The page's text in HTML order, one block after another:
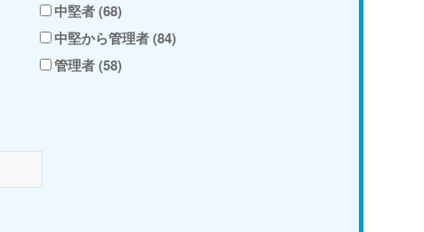
中堅者 (68)
中堅から管理者 (84)
管理者 (58)